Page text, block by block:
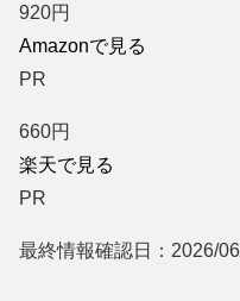
920円
Amazonで見る
PR
660円
楽天で見る
PR
最終情報確認日：2026/